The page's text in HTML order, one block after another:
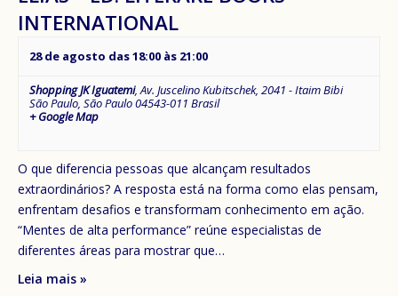
INTERNATIONAL
28 de agosto das 18:00 às 21:00
Shopping JK Iguatemi,Av. Juscelino Kubitschek, 2041 - Itaim Bibi
São Paulo, São Paulo04543-011 Brasil
+ Google Map
O que diferencia pessoas que alcançam resultados
extraordinários? A resposta está na forma como elas pensam,
enfrentam desafios e transformam conhecimento em ação.
“Mentes de alta performance” reúne especialistas de
diferentes áreas para mostrar que…
Leia mais »